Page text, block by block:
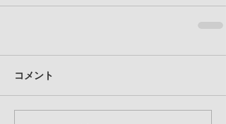
コメント